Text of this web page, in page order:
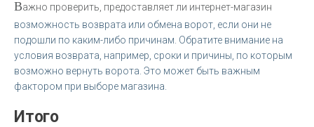
Важно проверить, предоставляет ли интернет-магазин
возможность возврата или обмена ворот, если они не
подошли по каким-либо причинам. Обратите внимание на
условия возврата, например, сроки и причины, по которым
возможно вернуть ворота. Это может быть важным
фактором при выборе магазина.
Итого